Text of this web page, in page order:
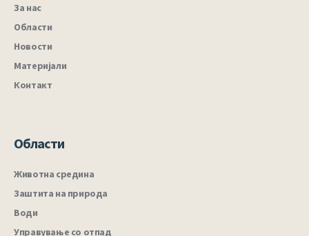
За нас
Области
Новости
Материјали
Контакт
Области
Животна средина
Заштита на природа
Води
Управување со отпад